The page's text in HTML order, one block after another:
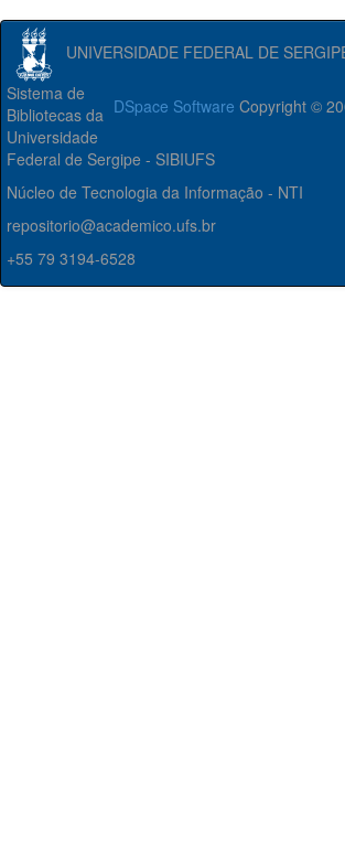
UNIVERSIDADE FEDERAL DE
DSpace Software Copyright ©
Sistema de
Bibliotecas da
Universidade
Federal de Sergipe - SIBIUFS
Núcleo de Tecnologia da Informação - NTI
repositorio@academico.ufs.br
+55 79 3194-6528